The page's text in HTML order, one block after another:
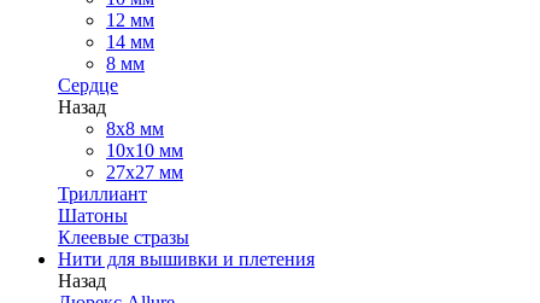
12 мм
14 мм
8 мм
Сердце
Назад
8х8 мм
10х10 мм
27х27 мм
Триллиант
Шатоны
Клеевые стразы
Нити для вышивки и плетения
Назад